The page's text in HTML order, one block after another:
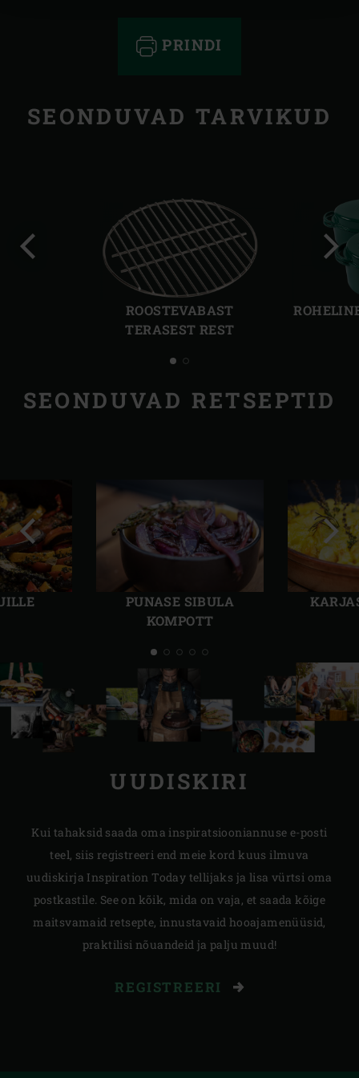
PRINDI
SEONDUVAD TARVIKUD
ROOSTEVABAST
TERASEST REST
SEONDUVAD RETSEPTID
PUNASE SIBULA
KOMPOTT
Eelmine
slaid
UUDISKIRI
Kui tahaksid saada oma inspiratsiooniannuse e-posti
teel, siis registreeri end meie kord kuus ilmuva
uudiskirja Inspiration Today tellijaks ja lisa vürtsi oma
postkastile. See on kõik, mida on vaja, et saada kõige
maitsvamaid retsepte, innustavaid hooajamenüüsid,
praktilisi nõuandeid ja palju muud!
REGISTREERI